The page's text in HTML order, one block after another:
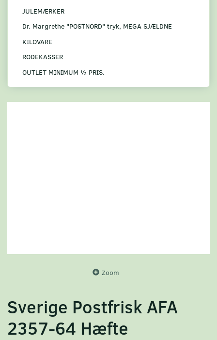
JULEMÆRKER
Dr. Margrethe "POSTNORD" tryk, MEGA SJÆLDNE
KILOVARE
RODEKASSER
OUTLET MINIMUM ½ PRIS.
Zoom
Sverige Postfrisk AFA
2357-64 Hæfte